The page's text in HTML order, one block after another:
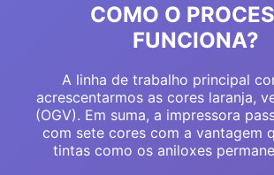
COMO O
FUNCIONA?
A linha de trabalho principal
acrescentarmos as cores laranja,
(OGV). Em suma, a impressora
com sete cores com a vantagem
tintas como os aniloxes